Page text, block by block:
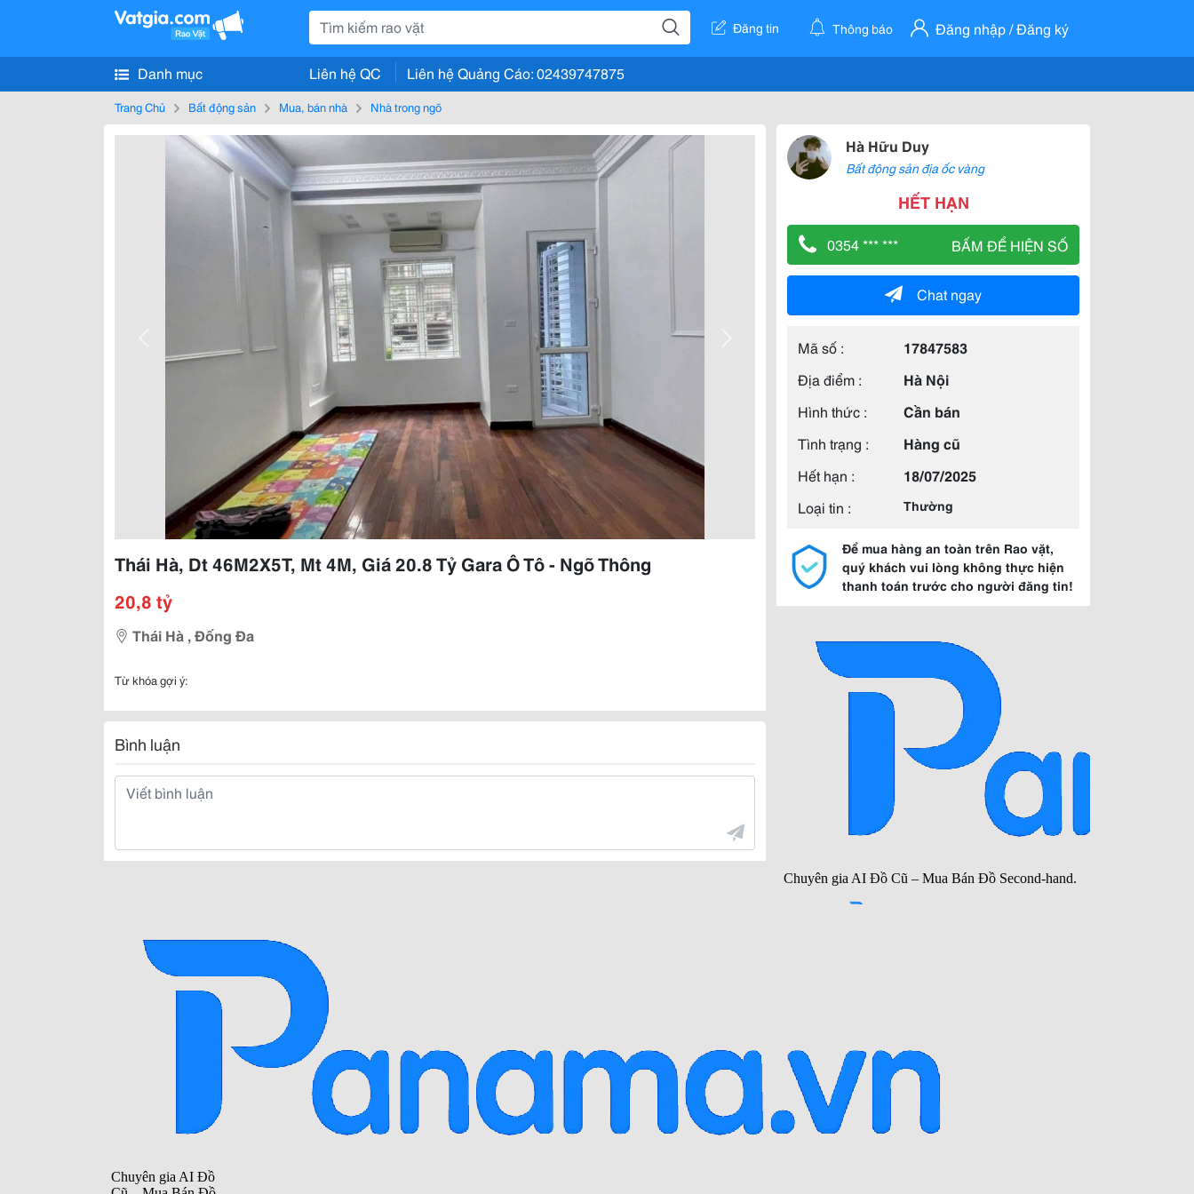
Đăng tin Thông báo Đăng nhập / Đăng ký
Danh mục Liên hệ QC Liên hệ Quảng Cáo: 02439747875
Trang Chủ Bất động sản Mua, bán nhà Nhà trong ngõ
Thái Hà, Dt 46M2X5T, Mt 4M, Giá 20.8 Tỷ Gara Ô Tô - Ngõ Thông
20,8 tỷ
Thái Hà , Đống Đa
Từ khóa gợi ý:
Bình luận
Hà Hữu Duy
Bất động sản địa ốc vàng
HẾT HẠN
0354 *** *** BẤM ĐỂ HIỆN SỐ
Chat ngay
Mã số :
17847583
Địa điểm :
Hà Nội
Hình thức :
Cần bán
Tình trạng :
Hàng cũ
Hết hạn :
18/07/2025
Loại tin :
Thường
Để mua hàng an toàn trên Rao vặt,
quý khách vui lòng không thực hiện
thanh toán trước cho người đăng tin!